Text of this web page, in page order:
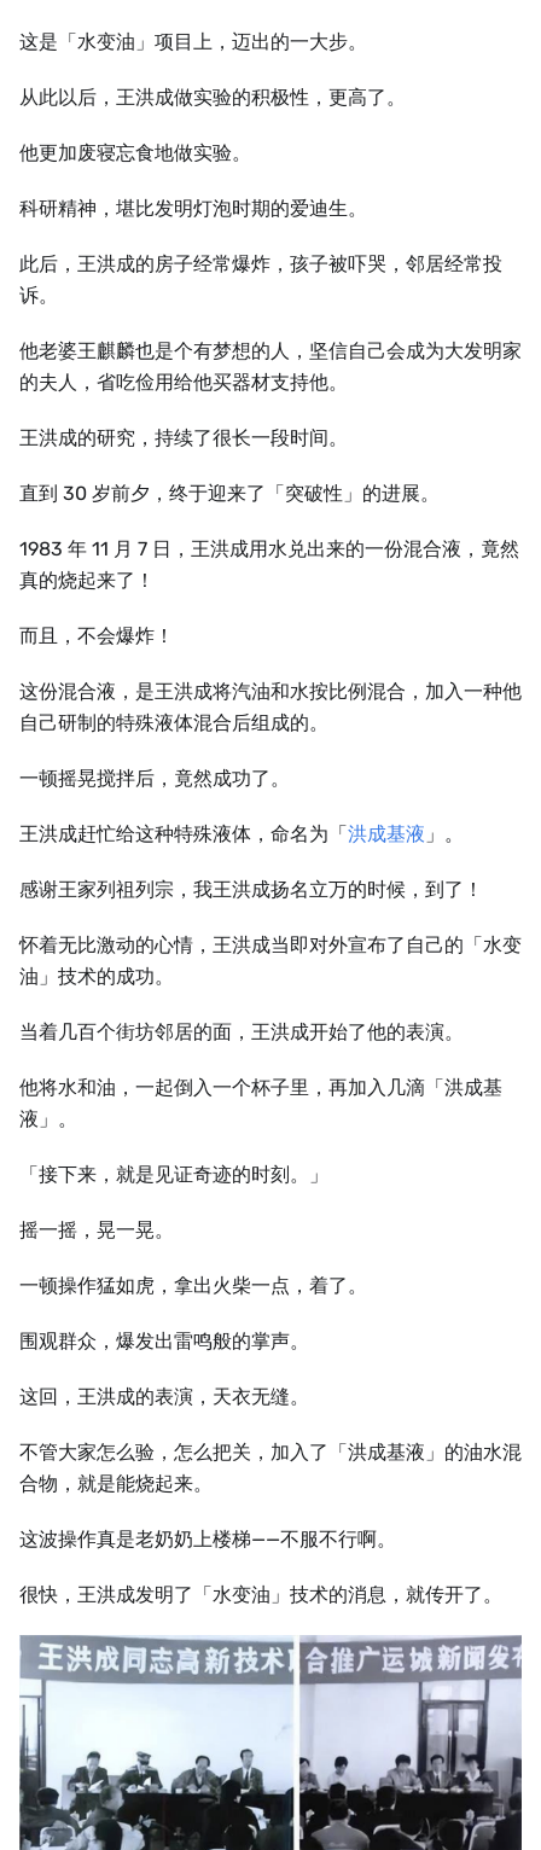
这是「水变油」项目上，迈出的一大步。
从此以后，王洪成做实验的积极性，更高了。
他更加废寝忘食地做实验。
科研精神，堪比发明灯泡时期的爱迪生。
此后，王洪成的房子经常爆炸，孩子被吓哭，邻居经常投
诉。
他老婆王麒麟也是个有梦想的人，坚信自己会成为大发明家
的夫人，省吃俭用给他买器材支持他。
王洪成的研究，持续了很长一段时间。
直到 30 岁前夕，终于迎来了「突破性」的进展。
1983 年 11 月 7 日，王洪成用水兑出来的一份混合液，竟然
真的烧起来了！
而且，不会爆炸！
这份混合液，是王洪成将汽油和水按比例混合，加入一种他
自己研制的特殊液体混合后组成的。
一顿摇晃搅拌后，竟然成功了。
王洪成赶忙给这种特殊液体，命名为「 洪成基液 」。
感谢王家列祖列宗，我王洪成扬名立万的时候，到了！
怀着无比激动的心情，王洪成当即对外宣布了自己的「水变
油」技术的成功。
当着几百个街坊邻居的面，王洪成开始了他的表演。
他将水和油，一起倒入一个杯子里，再加入几滴「洪成基
液」。
「接下来，就是见证奇迹的时刻。」
摇一摇，晃一晃。
一顿操作猛如虎，拿出火柴一点，着了。
围观群众，爆发出雷鸣般的掌声。
这回，王洪成的表演，天衣无缝。
不管大家怎么验，怎么把关，加入了「洪成基液」的油水混
合物，就是能烧起来。
这波操作真是老奶奶上楼梯——不服不行啊。
很快，王洪成发明了「水变油」技术的消息，就传开了。